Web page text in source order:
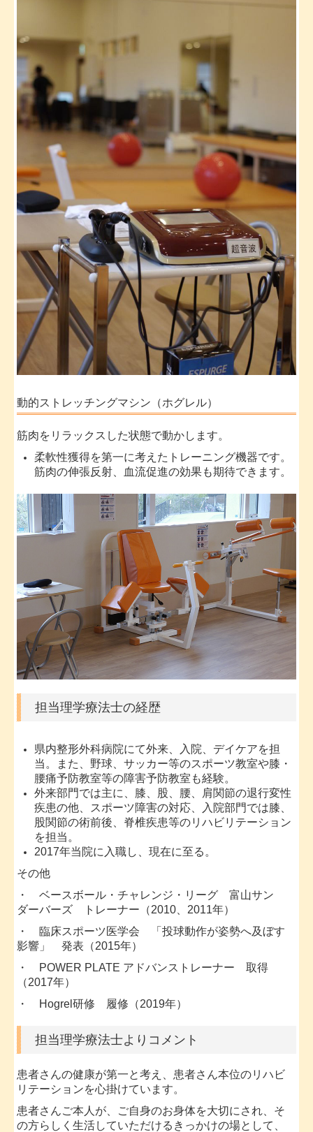
動的ストレッチングマシン（ホグレル）
筋肉をリラックスした状態で動かします。
柔軟性獲得を第一に考えたトレーニング機器です。
筋肉の伸張反射、血流促進の効果も期待できます。
担当理学療法士の経歴
県内整形外科病院にて外来、入院、デイケアを担
当。また、野球、サッカー等のスポーツ教室や膝・
腰痛予防教室等の障害予防教室も経験。
外来部門では主に、膝、股、腰、肩関節の退行変性
疾患の他、スポーツ障害の対応、入院部門では膝、
股関節の術前後、脊椎疾患等のリハビリテーション
を担当。
2017年当院に入職し、現在に至る。
その他
・ ベースボール・チャレンジ・リーグ 富山サン
ダーバーズ トレーナー（2010、2011年）
・ 臨床スポーツ医学会 「投球動作が姿勢へ及ぼす
影響」 発表（2015年）
・ POWER PLATE アドバンストレーナー 取得
（2017年）
・ Hogrel研修 履修（2019年）
担当理学療法士よりコメント
患者さんの健康が第一と考え、患者さん本位のリハビ
リテーションを心掛けています。
患者さんご本人が、ご自身のお身体を大切にされ、そ
の方らしく生活していただけるきっかけの場として、